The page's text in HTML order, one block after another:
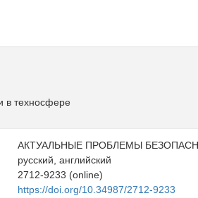
в техносфере
АКТУАЛЬНЫЕ ПРОБЛЕМЫ
русский, английский
2712-9233 (online)
https://doi.org/10.34987/2712-9233